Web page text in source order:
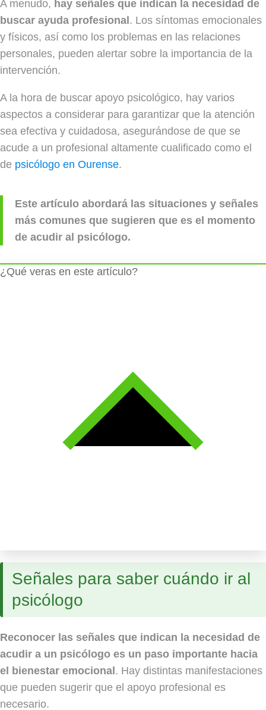
A menudo, hay señales que indican la necesidad de
buscar ayuda profesional . Los síntomas emocionales
y físicos, así como los problemas en las relaciones
personales, pueden alertar sobre la importancia de la
intervención.
A la hora de buscar apoyo psicológico, hay varios
aspectos a considerar para garantizar que la atención
sea efectiva y cuidadosa, asegurándose de que se
acude a un profesional altamente cualificado como el
de psicólogo en Ourense.
Este artículo abordará las situaciones y señales
más comunes que sugieren que es el momento
de acudir al psicólogo.
¿Qué veras en este artículo?
Señales para saber cuándo ir al
psicólogo
Reconocer las señales que indican la necesidad de
acudir a un psicólogo es un paso importante hacia
el bienestar emocional . Hay distintas manifestaciones
que pueden sugerir que el apoyo profesional es
necesario.